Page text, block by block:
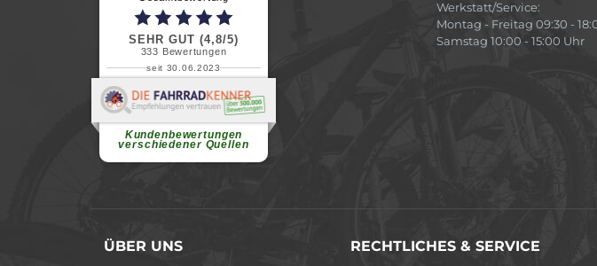
SEHR GUT (4,8/5)
333 Bewertungen
seit 30.06.2023
Kundenbewertungen
verschiedener Quellen
Renate H.
Vielen Dank für ein herzliches
Werkstatt/Service:
Montag - Freitag 09:30 -
Samstag 10:00 - 15:00 Uhr
ÜBER UNS RECHTLICHES & SERVICE